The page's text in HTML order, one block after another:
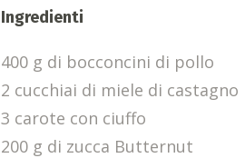
Ingredienti
400 g di bocconcini di pollo
2 cucchiai di miele di castagno
3 carote con ciuffo
200 g di zucca Butternut